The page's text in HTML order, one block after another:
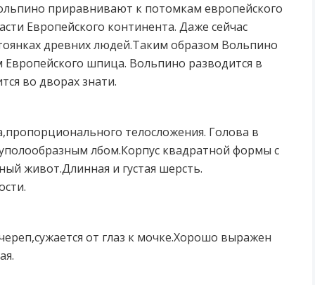
приравнивают к потомкам европейского
Европейского континента. Даже сейчас
древних людей.Таким образом Вольпино
шпица. Вольпино разводится в
во дворах знати.
телосложения. Голова в
лбом.Корпус квадратной формы с
живот.Длинная и густая шерсть.
от глаз к мочке.Хорошо выражен